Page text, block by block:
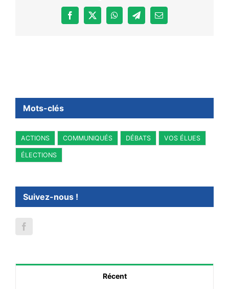
Facebook
X WhatsAppTelegramEmail
Mots-clés
ACTIONS COMMUNIQUÉS DÉBATS VOS ÉLUES
ÉLECTIONS
Suivez-nous !
Récent